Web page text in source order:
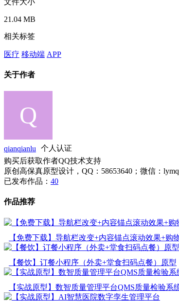
文件大小
21.04 MB
相关标签
医疗 移动端 APP
关于作者
qianqianlu
个人认证
购买后获取作者QQ技术支持
原创高保真原型设计，QQ：58653640；微信：
已发布作品： 40
作品推荐
【免费下载】导航栏改变+内容锚点滚动效果+购
【餐饮】订餐小程序（外卖+堂食扫码点餐）原型
【实战原型】数智质量管理平台QMS质量检验系